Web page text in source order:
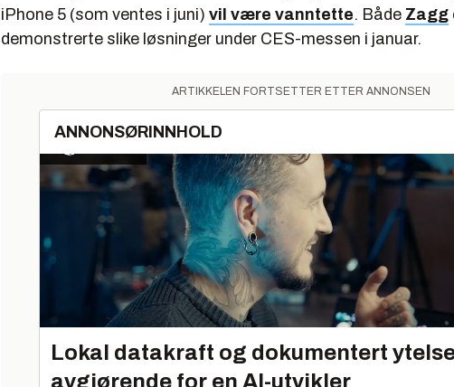
iPhone 5 (som ventes i juni) vil være vanntette. Både Zagg
demonstrerte slike løsninger under CES-messen i januar.
ARTIKKELEN FORTSETTER ETTER ANNONSEN
ANNONSØRINNHOLD
Lokal datakraft og dokumentert
avgjørende for en AI-utvikler